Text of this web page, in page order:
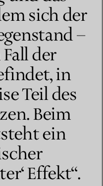
sich der
–
der
in
Teil des
Beim
ein
Effekt“.